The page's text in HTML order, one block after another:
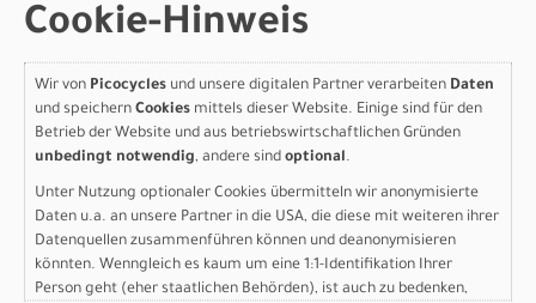
Specialized Turbo Creo 2
Comp E5 - SRAM Apex
Eagle Gloss Dolomite
Metallic / Dark Navy
Metallic 52
Modelljahr 2026
Cookie-Hinweis
Wir von Picocycles und unsere digitalen Partner verarbeiten Daten
und speichern Cookies mittels dieser Website. Einige sind für den
Betrieb der Website und aus betriebswirtschaftlichen Gründen
unbedingt notwendig, andere sind optional.
Unter Nutzung optionaler Cookies übermitteln wir anonymisierte
Daten u.a. an unsere Partner in die USA, die diese mit weiteren ihrer
Datenquellen zusammenführen können und deanonymisieren
könnten. Wenngleich es kaum um eine 1:1-Identifikation Ihrer
Person geht (eher staatlichen Behörden), ist auch zu bedenken,